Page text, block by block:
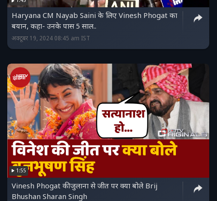
Haryana CM Nayab Saini के लिए Vinesh Phogat का
बयान, कहा- उनके पास 5 साल..
अक्टूबर 19, 2024 08:45 am IST
1:55
Vinesh Phogat की जुलाना से जीत पर क्‍या बोले Brij
Bhushan Sharan Singh